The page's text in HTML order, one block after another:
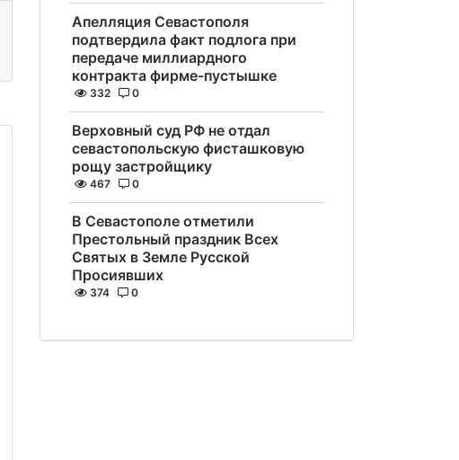
Апелляция Севастополя
подтвердила факт подлога при
передаче миллиардного
контракта фирме-пустышке
332 0
Верховный суд РФ не отдал
севастопольскую фисташковую
рощу застройщику
467 0
В Севастополе отметили
Престольный праздник Всех
Святых в Земле Русской
Просиявших
374 0